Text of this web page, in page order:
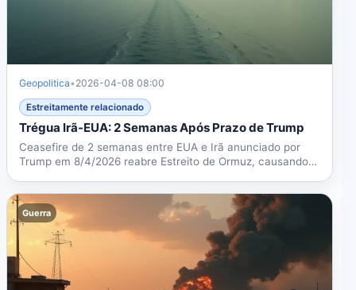
Geopolitica• 2026-04-08 08:00
Estreitamente relacionado
Trégua Irã-EUA: 2 Semanas Após Prazo de Trump
Ceasefire de 2 semanas entre EUA e Irã anunciado por
Trump em 8/4/2026 reabre Estreito de Ormuz, causando
Guerra